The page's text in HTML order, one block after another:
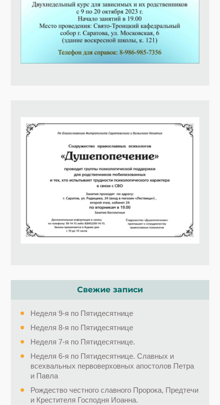
Свежие записи
Неделя 9-я по Пятидесятнице
Неделя 8-я по Пятидесятнице
Неделя 7-я по Пятидесятнице.
Неделя 6-я по Пятидесятнице. Славных и
всехвальных первоверховных апостолов Петра
и Павла
Рождество честного славного Пророка, Предтечи
и Крестителя Господня Иоанна.